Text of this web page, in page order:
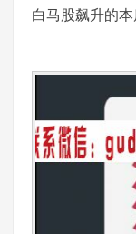
白马股飙升的